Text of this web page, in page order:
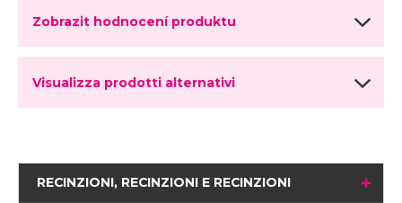
Zobrazit hodnocení produktu
Visualizza prodotti alternativi
RECINZIONI, RECINZIONI E RECINZIONI